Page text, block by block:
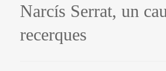
Narcís Serrat, un
recerques